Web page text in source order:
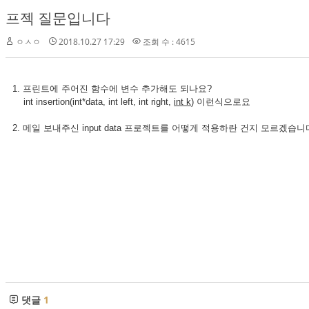
프젝 질문입니다
ㅇㅅㅇ 2018.10.27 17:29 조회 수 : 4615
1. 프린트에 주어진 함수에 변수 추가해도 되나요?
int insertion(int*data, int left, int right, int k) 이런식으로요
2. 메일 보내주신 input data 프로젝트를 어떻게 적용하란 건지 모르겠습니
댓글 1